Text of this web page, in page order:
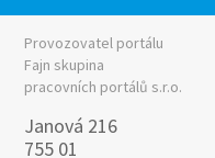
Provozovatel portálu
Fajn skupina
pracovních portálů s.r.o.
Janová 216
755 01